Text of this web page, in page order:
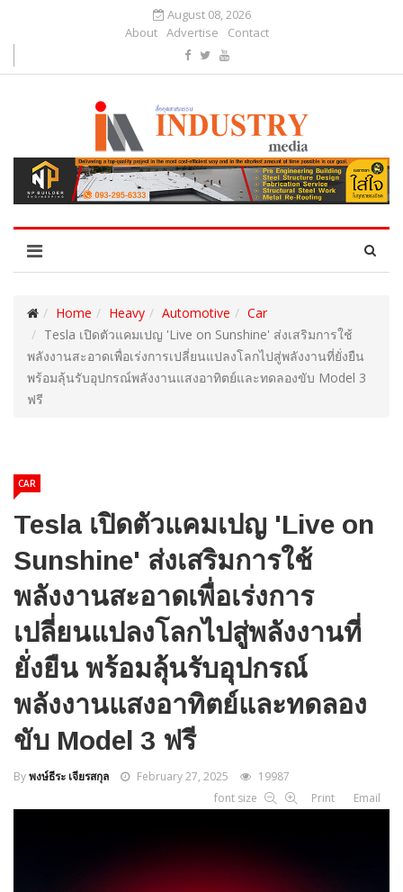
August 08, 2026
About Advertise Contact
Home Heavy Automotive
Car
Tesla เปิดตัวแคมเปญ 'Live on Sunshine' ส่งเสริมการใช้
พลังงานสะอาดเพื่อเร่งการเปลี่ยนแปลงโลกไปสู่พลังงานที่ยั่งยืน
พร้อมลุ้นรับอุปกรณ์พลังงานแสงอาทิตย์และทดลองขับ Model 3
ฟรี
CAR
Tesla เปิดตัวแคมเปญ 'Live on
Sunshine' ส่งเสริมการใช้
พลังงานสะอาดเพื่อเร่งการ
เปลี่ยนแปลงโลกไปสู่พลังงานที่
ยั่งยืน พร้อมลุ้นรับอุปกรณ์
พลังงานแสงอาทิตย์และทดลอง
ขับ Model 3 ฟรี
Byพงษ์ธีระ เจียรสกุล February 27, 2025
19987
font size
Print Email